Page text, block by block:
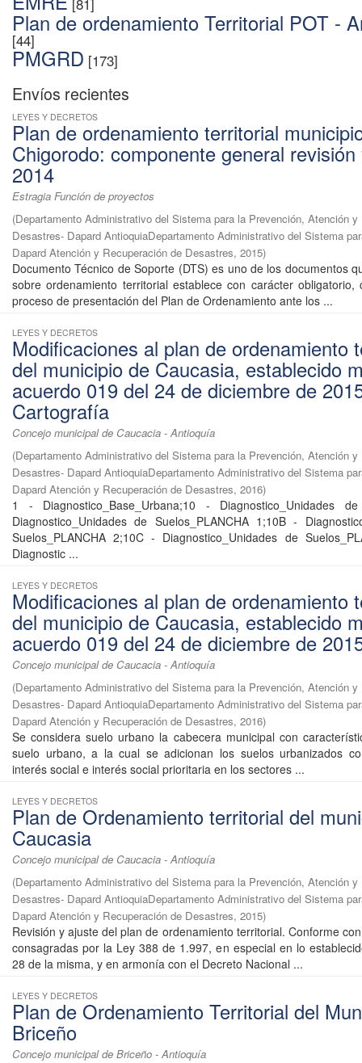
Plan de ordenamiento Territorial POT -
[44]
PMGRD [173]
Envíos recientes
LEYES Y DECRETOS
Plan de ordenamiento territorial
Chigorodo: componente general
2014
Estragia Función de proyectos
(Departamento Administrativo del Sistema para la Prevención, Atención y
Desastres- Dapard AntioquiaDepartamento Administrativo del Sistema
Dapard Atención y Recuperación de Desastres, 2015)
Documento Técnico de Soporte (DTS) es uno de los documentos
sobre ordenamiento territorial establece con carácter obligatorio,
proceso de presentación del Plan de Ordenamiento ante los ...
LEYES Y DECRETOS
Modificaciones al plan de ordenamiento
del municipio de Caucasia, establecido
acuerdo 019 del 24 de diciembre de
Cartografía
Concejo municipal de Caucacia - Antioquía
(Departamento Administrativo del Sistema para la Prevención, Atención y
Desastres- Dapard AntioquiaDepartamento Administrativo del Sistema
Dapard Atención y Recuperación de Desastres, 2016)
1 - Diagnostico_Base_Urbana;10 - Diagnostico_Unidades
Diagnostico_Unidades de Suelos_PLANCHA 1;10B -
Suelos_PLANCHA 2;10C - Diagnostico_Unidades de
Diagnostic ...
LEYES Y DECRETOS
Modificaciones al plan de ordenamiento
del municipio de Caucasia, establecido
acuerdo 019 del 24 de diciembre de
Concejo municipal de Caucacia - Antioquía
(Departamento Administrativo del Sistema para la Prevención, Atención y
Desastres- Dapard AntioquiaDepartamento Administrativo del Sistema
Dapard Atención y Recuperación de Desastres, 2016)
Se considera suelo urbano la cabecera municipal con
suelo urbano, a la cual se adicionan los suelos urbanizados
interés social e interés social prioritaria en los sectores ...
LEYES Y DECRETOS
Plan de Ordenamiento territorial del
Caucasia
Concejo municipal de Caucacia - Antioquía
(Departamento Administrativo del Sistema para la Prevención, Atención y
Desastres- Dapard AntioquiaDepartamento Administrativo del Sistema
Dapard Atención y Recuperación de Desastres, 2015)
Revisión y ajuste del plan de ordenamiento territorial. Conforme
consagradas por la Ley 388 de 1.997, en especial en lo
28 de la misma, y en armonía con el Decreto Nacional ...
LEYES Y DECRETOS
Plan de Ordenamiento Territorial del
Briceño
Concejo municipal de Briceño - Antioquía